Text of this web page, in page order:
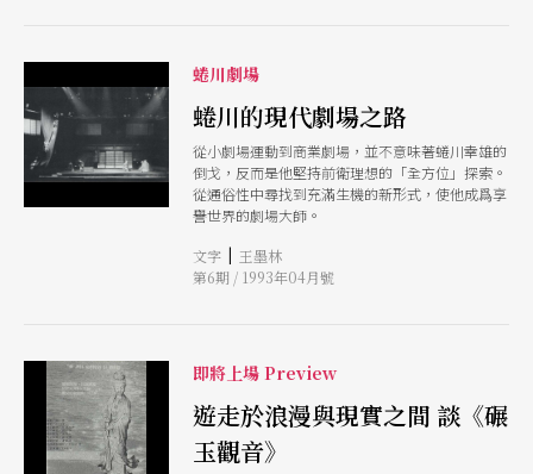
得蕭邦鋼琴大賽首獎的越南華裔鄧泰山，及以演奏
加坡華裔陳萬榮，都將在本月份回到國内演出。尤
的詮釋，對於習慣現代鋼琴的聽衆來説，是個一新
耳目的感受。 鍵盤樂器雖然外觀類似，都以指尖
彈奏，但琴箱内却是機關重重，所牽引的機械裝置
不同──或撥、或切、或敲──發出的音質與音色
殊異，因而影響彈奏的技巧及音樂的詮釋。除了對
這些骨董級鍵盤樂器作一介紹外，我們也探訪了國
家音樂廳的鋼琴室，在調音師的解説下，了解現代
他的信札、後代口中的査證，「眞相」的公布震驚
但却更貼近現世的人心，絲毫無損藝術的偉大；重
新聆聽柴氏音樂中所傳
蜷川劇場
蜷川的現代劇場之路
從小劇場運動到商業劇場，並不意味著蜷川幸雄的
倒戈，反而是他堅持前衛理想的「全方位」探索。
從通俗性中尋找到充滿生機的新形式，使他成爲享
譽世界的劇場大師。
文字 | 王墨林
第6期 / 1993年04月號
即將上場 Preview
遊走於浪漫與現實之間 談《碾
玉觀音》